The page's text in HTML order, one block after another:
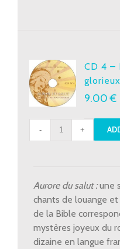
CD 4 –
glorieux
9.00€
CD
et
mystères
glorieux
quantity
Aurore du salut :une
chants de louange
de la Bible
mystères joyeux du
dizaine en langue